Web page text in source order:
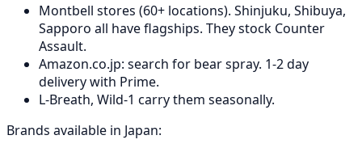
Montbell stores (60+ locations). Shinjuku, Shibuya,
Sapporo all have flagships. They stock Counter
Assault.
Amazon.co.jp: search for bear spray. 1-2 day
delivery with Prime.
L-Breath, Wild-1 carry them seasonally.
Brands available in Japan: